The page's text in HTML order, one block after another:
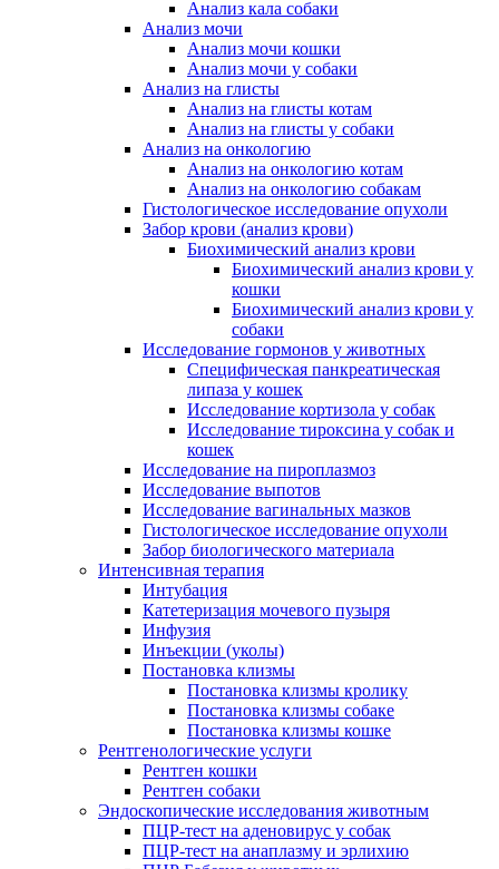
Анализ кала собаки
Анализ мочи
Анализ мочи кошки
Анализ мочи у собаки
Анализ на глисты
Анализ на глисты котам
Анализ на глисты у собаки
Анализ на онкологию
Анализ на онкологию котам
Анализ на онкологию собакам
Гистологическое исследование опухоли
Забор крови (анализ крови)
Биохимический анализ крови
Биохимический анализ крови у
кошки
Биохимический анализ крови у
собаки
Исследование гормонов у животных
Специфическая панкреатическая
липаза у кошек
Исследование кортизола у собак
Исследование тироксина у собак и
кошек
Исследование на пироплазмоз
Исследование выпотов
Исследование вагинальных мазков
Гистологическое исследование опухоли
Забор биологического материала
Интенсивная терапия
Интубация
Катетеризация мочевого пузыря
Инфузия
Инъекции (уколы)
Постановка клизмы
Постановка клизмы кролику
Постановка клизмы собаке
Постановка клизмы кошке
Рентгенологические услуги
Рентген кошки
Рентген собаки
Эндоскопические исследования животным
ПЦР-тест на аденовирус у собак
ПЦР-тест на анаплазму и эрлихию